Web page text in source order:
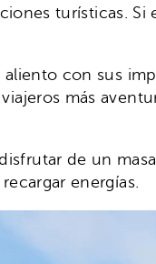
turísticas.
aliento con sus
más
de un
energías.